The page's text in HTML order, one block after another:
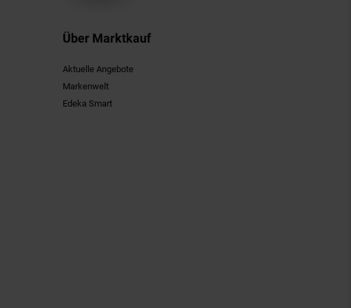
Über Marktkauf
Aktuelle Angebote
Markenwelt
Edeka Smart